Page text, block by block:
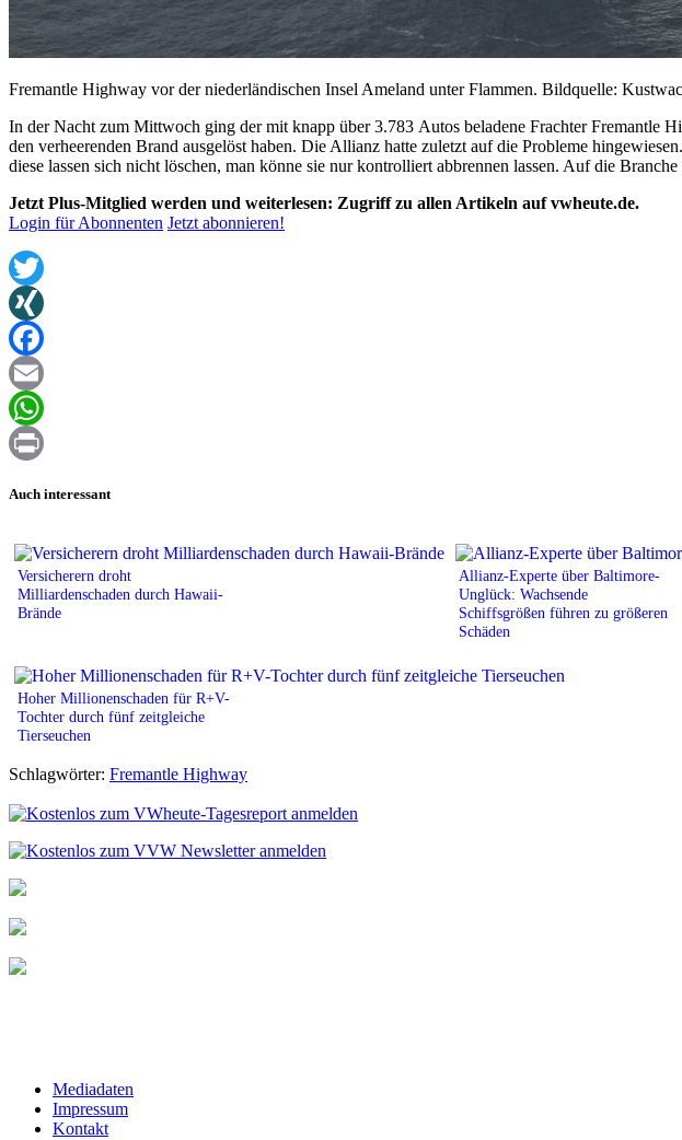
Fremantle Highway vor der niederländischen Insel Ameland unter Flammen. Bildquelle:
In der Nacht zum Mittwoch ging der mit knapp über 3.783 Autos beladene Frachter Fremantle
den verheerenden Brand ausgelöst haben. Die Allianz hatte zuletzt auf die Probleme
diese lassen sich nicht löschen, man könne sie nur kontrolliert abbrennen lassen. Auf die
Jetzt Plus-Mitglied werden und weiterlesen: Zugriff zu allen Artikeln auf vwheute.de.
Login für Abonnenten Jetzt abonnieren!
Twitter
XING
Facebook
Email
WhatsApp
Auch interessant
Versicherern droht
Milliardenschaden durch Hawaii-
Brände
Allianz-Experte über Baltimore-
Unglück: Wachsende
Schiffsgrößen führen zu größeren
Schäden
Hoher Millionenschaden für R+V-
Tochter durch fünf zeitgleiche
Tierseuchen
Schlagwörter: Fremantle Highway
Mediadaten
Impressum
Kontakt